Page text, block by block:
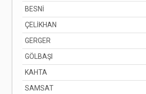
BESNİ
ÇELİKHAN
GERGER
GÖLBAŞI
KAHTA
SAMSAT